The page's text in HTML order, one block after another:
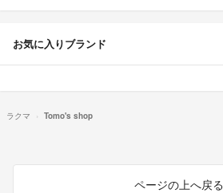
お気に入りブランド
ラクマ Tomo's shop
ページの上へ戻る